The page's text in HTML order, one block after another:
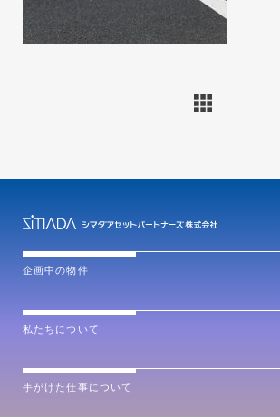
企画中の物件
私たちについて
手がけた仕事について